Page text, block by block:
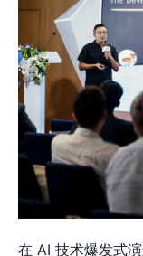
在 AI 技术爆发式